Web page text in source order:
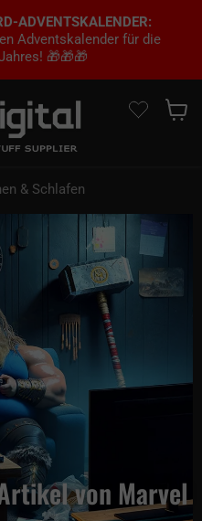
ADVENTSKALENDER:
Adventskalender für die
🎁🎁🎁
& Schlafen
von Marvel